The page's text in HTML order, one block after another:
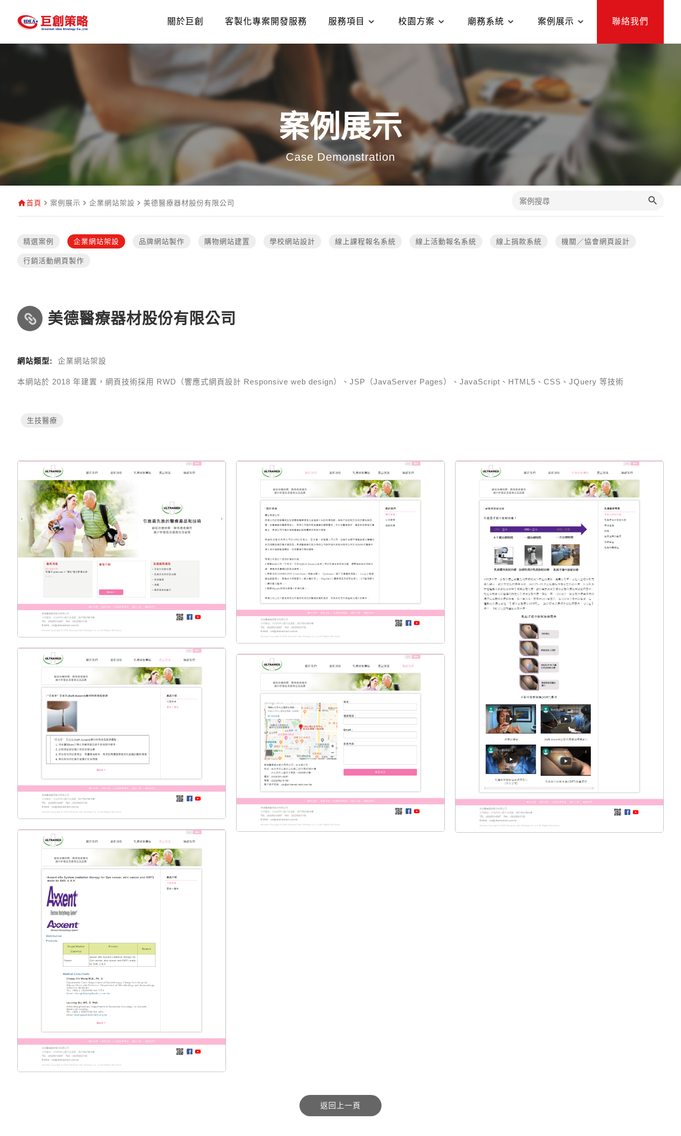
關於巨創 客製化專案開發服務 服務項目 校園方案 廟務系統 案例展示 聯絡我們
案例展示
Case Demonstration
首頁 案例展示 企業網站架設 美德醫療器材股份有限公司
精選案例 企業網站架設 品牌網站製作 購物網站建置 學校網站設計 線上課程報名系統 線上活動報名系統 線上捐款系統 機關／協會網頁設計
行銷活動網頁製作
美德醫療器材股份有限公司
網站類型: 企業網站架設
本網站於 2018 年建置，網頁技術採用 RWD（響應式網頁設計 Responsive web design）、JSP（JavaServer Pages）、JavaScript、HTML5、CSS、JQuery 等技術
生技醫療